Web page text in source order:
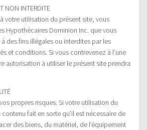
NON INTERDITE
votre utilisation du présent site, vous
Hypothécaires Dominion Inc. que vous
à des fins illégales ou interdites par les
et conditions. Si vous contrevenez à l’une
autorisation à utiliser le présent site prendra
propres risques. Si votre utilisation du
fait en sorte qu’il est nécessaire de
des biens, du matériel, de l’équipement